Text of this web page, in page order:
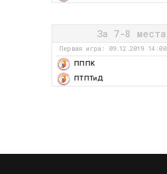
За 7-8 места
Первая игра: 09.12.2019 14:00
ПППК
ПТПТиД